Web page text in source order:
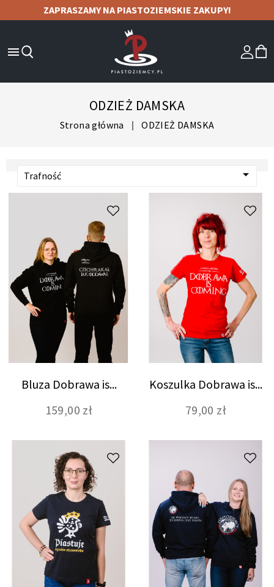
ZAPRASZAMY NA PIASTOZIEMSKIE ZAKUPY!

ODZIEŻ DAMSKA
Strona główna ODZIEŻ DAMSKA
Trafność 
Bluza Dobrawa is...
159,00 zł
Koszulka Dobrawa is...
79,00 zł